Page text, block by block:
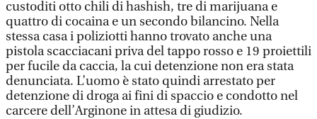
custoditi otto chili di hashish, tre di marijuana e
quattro di cocaina e un secondo bilancino. Nella
stessa casa i poliziotti hanno trovato anche una
pistola scacciacani priva del tappo rosso e 19 proiettili
per fucile da caccia, la cui detenzione non era stata
denunciata. L’uomo è stato quindi arrestato per
detenzione di droga ai fini di spaccio e condotto nel
carcere dell’Arginone in attesa di giudizio.